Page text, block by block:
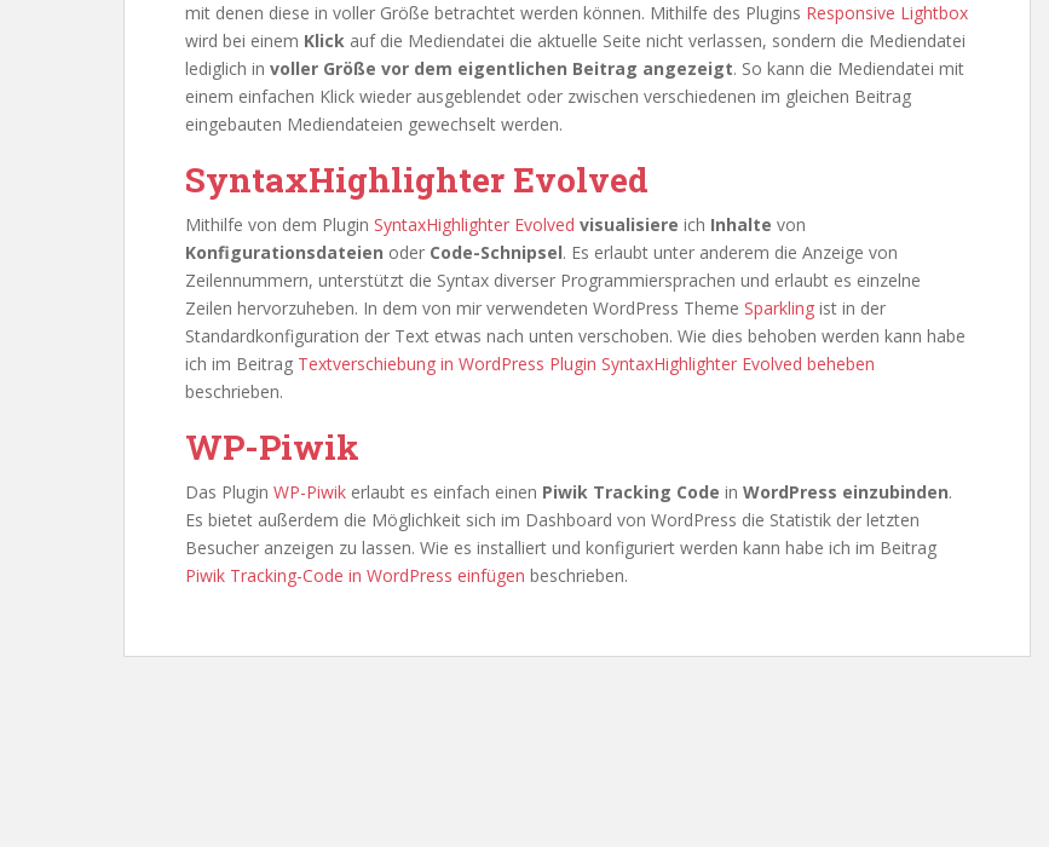
mit denen diese in voller Größe betrachtet werden können. Mithilfe des Plugins Responsive Lightbox
wird bei einem Klick auf die Mediendatei die aktuelle Seite nicht verlassen, sondern die Mediendatei
lediglich in voller Größe vor dem eigentlichen Beitrag angezeigt. So kann die Mediendatei mit
einem einfachen Klick wieder ausgeblendet oder zwischen verschiedenen im gleichen Beitrag
eingebauten Mediendateien gewechselt werden.
SyntaxHighlighter Evolved
Mithilfe von dem Plugin SyntaxHighlighter Evolved visualisiere ich Inhalte von
Konfigurationsdateien oder Code-Schnipsel. Es erlaubt unter anderem die Anzeige von
Zeilennummern, unterstützt die Syntax diverser Programmiersprachen und erlaubt es einzelne
Zeilen hervorzuheben. In dem von mir verwendeten WordPress Theme Sparkling ist in der
Standardkonfiguration der Text etwas nach unten verschoben. Wie dies behoben werden kann habe
ich im Beitrag Textverschiebung in WordPress Plugin SyntaxHighlighter Evolved beheben
beschrieben.
WP-Piwik
Das Plugin WP-Piwik erlaubt es einfach einen Piwik Tracking Code in WordPress einzubinden.
Es bietet außerdem die Möglichkeit sich im Dashboard von WordPress die Statistik der letzten
Besucher anzeigen zu lassen. Wie es installiert und konfiguriert werden kann habe ich im Beitrag
Piwik Tracking-Code in WordPress einfügen beschrieben.